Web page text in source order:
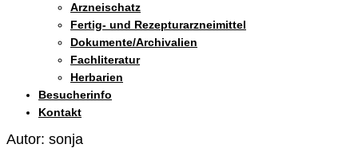
Arzneischatz
Fertig- und Rezepturarzneimittel
Dokumente/Archivalien
Fachliteratur
Herbarien
Besucherinfo
Kontakt
Autor: sonja